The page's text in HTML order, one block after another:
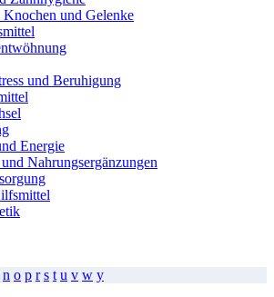
Zu Risiken und Nebenwirkungen lesen
und fragen Sie Ihren Arzt oder Apotheker.
Tagesdosis nicht überschreiten. Für
und Gelenke
und Beruhigung
Energie
Nahrungsergänzungen
n o p r s t u v w y